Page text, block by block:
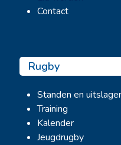
Contact
Rugby
Standen en
Training
Kalender
Jeugdrugby